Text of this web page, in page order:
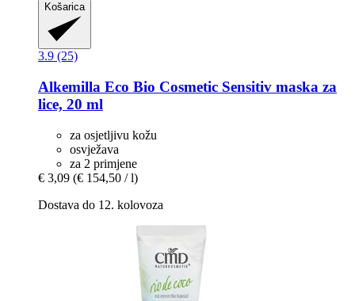
Košarica
3.9 (25)
Alkemilla Eco Bio Cosmetic Sensitiv maska ​​za
lice, 20 ml
za osjetljivu kožu
osvježava
za 2 primjene
€ 3,09 (€ 154,50 / l)
Dostava do 12. kolovoza